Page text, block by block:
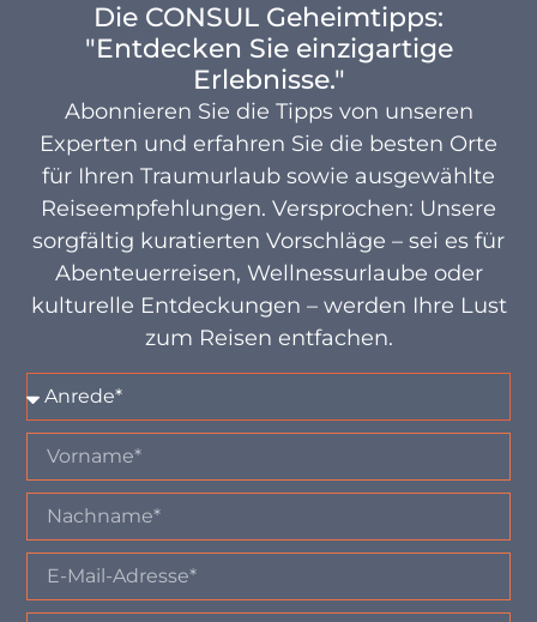
Die CONSUL Geheimtipps:
"Entdecken Sie einzigartige
Erlebnisse."
Abonnieren Sie die Tipps von unseren
Experten und erfahren Sie die besten Orte
für Ihren Traumurlaub sowie ausgewählte
Reiseempfehlungen. Versprochen: Unsere
sorgfältig kuratierten Vorschläge – sei es für
Abenteuerreisen, Wellnessurlaube oder
kulturelle Entdeckungen – werden Ihre Lust
zum Reisen entfachen.